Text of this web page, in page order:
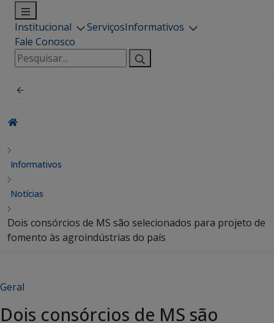
Institucional ServiçosInformativos
Fale Conosco
Pesquisar
por:
Informativos
Notícias
Dois consórcios de MS são selecionados para projeto de
fomento às agroindústrias do país
Geral
Dois consórcios de MS são